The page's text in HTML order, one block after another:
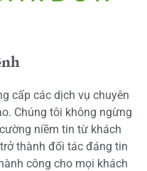
cấp các dịch vụ chuyên
Chúng tôi không ngừng
niềm tin từ khách
thành đối tác đáng tin
công cho mọi khách